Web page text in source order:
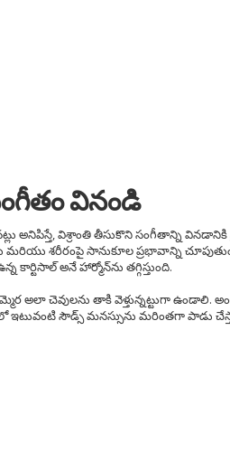
వినండి
అనిపిస్తే, విశ్రాంతి తీసుకొని సంగీతాన్ని
శరీరంపై సానుకూల ప్రభావాన్ని చూపుతుంది,
అనే హార్మోన్‌ను తగ్గిస్తుంది.
అలా చెవులను తాకి వెళ్తున్నట్టుగా ఉండాలి.
ఇటువంటి సౌడ్స్ మనస్సును మరింతగా పాడు